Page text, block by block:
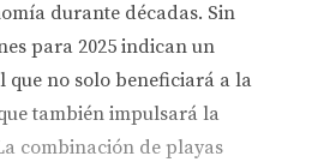
durante décadas. Sin
para 2025 indican un
que no solo beneficiará a la
también impulsará la
combinación de playas